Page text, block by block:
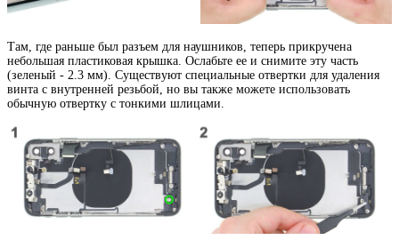
Там, где раньше был разъем для наушников, теперь прикручена
небольшая пластиковая крышка. Ослабьте ее и снимите эту часть
(зеленый - 2.3 мм). Существуют специальные отвертки для удаления
винта с внутренней резьбой, но вы также можете использовать
обычную отвертку с тонкими шлицами.